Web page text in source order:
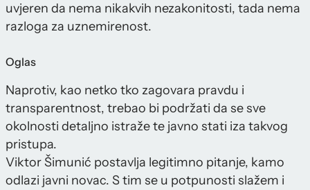
uvjeren da nema nikakvih nezakonitosti, tada nema
razloga za uznemirenost.
Oglas
Naprotiv, kao netko tko zagovara pravdu i
transparentnost, trebao bi podržati da se sve
okolnosti detaljno istraže te javno stati iza takvog
pristupa.
Viktor Šimunić postavlja legitimno pitanje, kamo
odlazi javni novac. S tim se u potpunosti slažem i